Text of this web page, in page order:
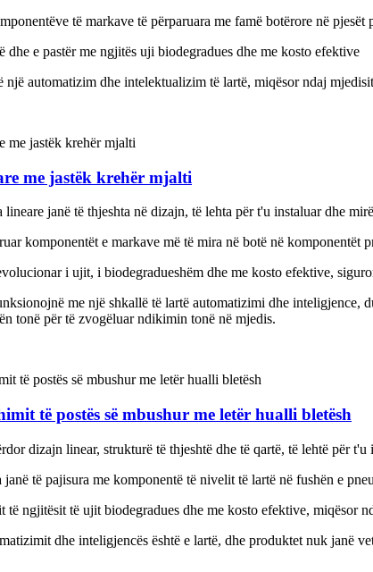
të markave të përparuara me famë botërore në
dhe e pastër me ngjitës uji biodegradues dhe me kosto efektive
një automatizim dhe intelektualizim të lartë, miqësor ndaj mjedisit
me jastëk krehër mjalti
lineare janë të thjeshta në dizajn, të lehta për t'u instaluar dhe
komponentët e markave më të mira në botë në komponentët
i ujit, i biodegradueshëm dhe me kosto efektive,
me një shkallë të lartë automatizimi dhe inteligjence,
tonë për të zvogëluar ndikimin tonë në mjedis.
të postës së mbushur me letër hualli bletësh
dizajn linear, strukturë të thjeshtë dhe të qartë, të lehtë për t'u
janë të pajisura me komponentë të nivelit të lartë në fushën e
të ngjitësit të ujit biodegradues dhe me kosto efektive, miqësor
dhe inteligjencës është e lartë, dhe produktet nuk janë